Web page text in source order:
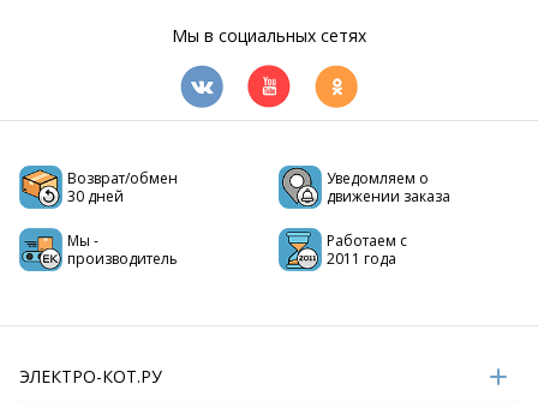
Мы в социальных сетях
Возврат/обмен
30 дней
Уведомляем о
движении заказа
Мы -
производитель
Работаем с
2011 года
ЭЛЕКТРО-КОТ.РУ